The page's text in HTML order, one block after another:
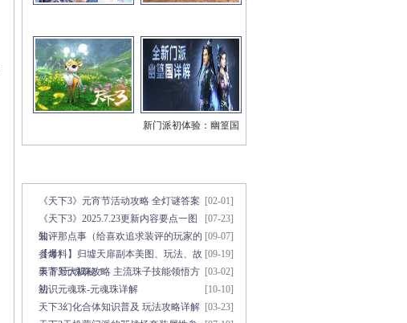
新门派初体验：幽篁国
[02-01]
《天下3》元宵节活动攻略 全灯谜答案
[07-23]
《天下3》2025.7.23更新内容要点一图
知
[09-07]
装评那点事（给喜欢追求装评的玩家的
参考）
[09-19]
【爆料】归墟天扉副本美图、玩法、故
事背景大揭秘！
[03-02]
天下3元魂珠攻略 主流珠子技能领悟方
法
[10-10]
初识元魂珠-元魂珠详解
[03-23]
天下3幻化合体知识普及 玩法攻略详解